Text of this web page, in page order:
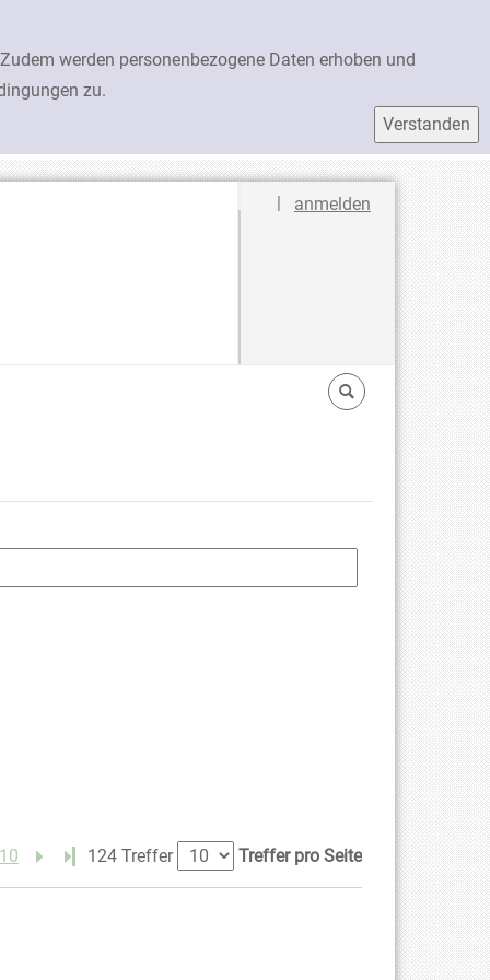
werden personenbezogene Daten erhoben und
zu.
Sprache auswählen
| anmelden
10 Letzte Seite
124 Treffer Treffer pro Seite